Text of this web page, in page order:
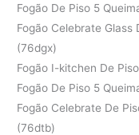
Fogão De Piso 5
Fogão Celebrate Glass
(76dgx)
Fogão I-kitchen De
Fogão De Piso 5
Fogão Celebrate De
(76dtb)